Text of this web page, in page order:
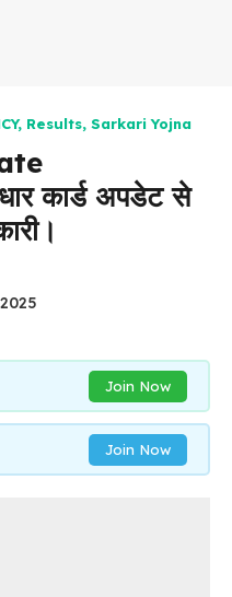
, Results, Sarkari Yojna
कार्ड अपडेट से
Join Now
Join Now